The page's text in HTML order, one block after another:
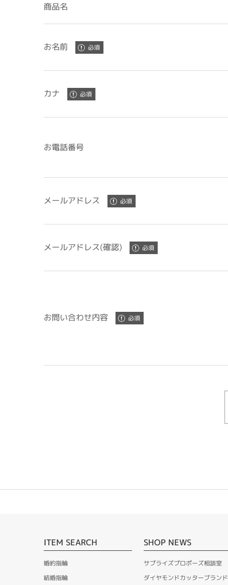
商品名
お名前
カナ
お電話番号
メールアドレス
メールアドレス(確認)
お問い合わせ内容
ITEM SEARCH
婚約指輪
結婚指輪
SHOP NEWS
サプライズプロポーズ相談室
ダイヤモンドカッターブランド